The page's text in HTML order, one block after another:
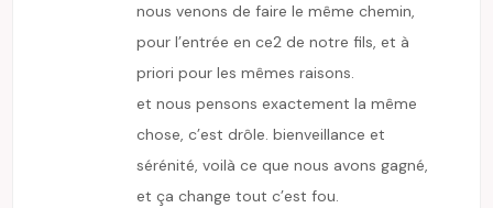
nous venons de faire le même chemin,
pour l’entrée en ce2 de notre fils, et à
priori pour les mêmes raisons.
et nous pensons exactement la même
chose, c’est drôle. bienveillance et
sérénité, voilà ce que nous avons gagné,
et ça change tout c’est fou.